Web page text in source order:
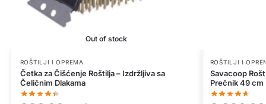
Out of stock
ROŠTILJI I OPREMA
Četka za Čišćenje Roštilja – Izdržljiva sa
Čeličnim Dlakama
ROŠTILJI I
Savacoop
Prečnik 49 cm